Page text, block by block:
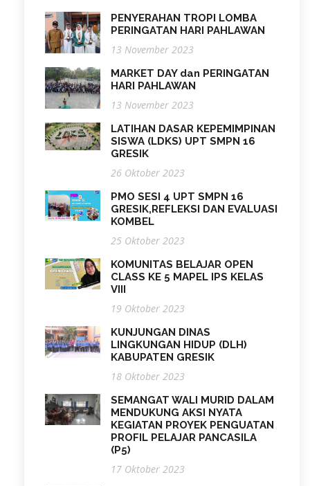
PENYERAHAN TROPI LOMBA
PERINGATAN HARI PAHLAWAN
13 November 2023
MARKET DAY dan PERINGATAN
HARI PAHLAWAN
13 November 2023
LATIHAN DASAR KEPEMIMPINAN
SISWA (LDKS) UPT SMPN 16
GRESIK
26 Oktober 2023
PMO SESI 4 UPT SMPN 16
GRESIK,REFLEKSI DAN EVALUASI
KOMBEL
25 Oktober 2023
KOMUNITAS BELAJAR OPEN
CLASS KE 5 MAPEL IPS KELAS
VIII
19 Oktober 2023
KUNJUNGAN DINAS
LINGKUNGAN HIDUP (DLH)
KABUPATEN GRESIK
18 Oktober 2023
SEMANGAT WALI MURID DALAM
MENDUKUNG AKSI NYATA
KEGIATAN PROYEK PENGUATAN
PROFIL PELAJAR PANCASILA
(P5)
17 Oktober 2023